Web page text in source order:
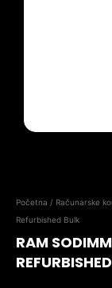
Početna / Računarske
Refurbished Bulk
RAM